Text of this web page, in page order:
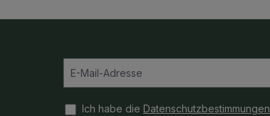
Ich habe die Datenschutzbestimmungen